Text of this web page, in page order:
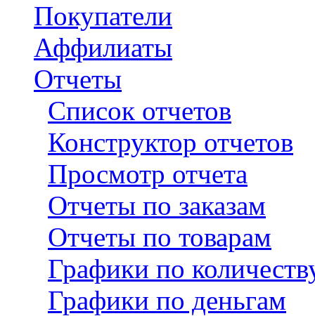
Покупатели
Аффилиаты
Отчеты
Список отчетов
Конструктор отчетов
Просмотр отчета
Отчеты по заказам
Отчеты по товарам
Графики по
Графики по деньгам